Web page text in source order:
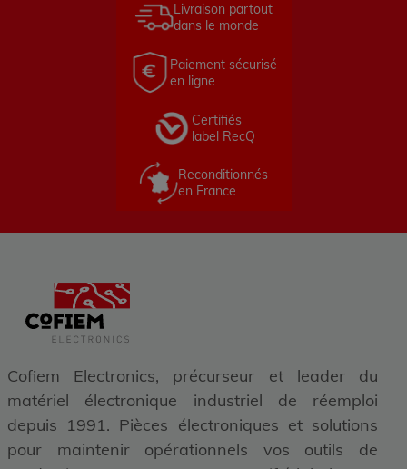
Livraison partout
dans le monde
Paiement sécurisé
en ligne
Certifiés
label RecQ
Reconditionnés
en France
Cofiem Electronics, précurseur et leader du
matériel électronique industriel de réemploi
depuis 1991. Pièces électroniques et solutions
pour maintenir opérationnels vos outils de